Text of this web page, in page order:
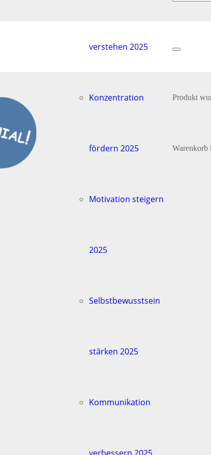
verstehen 2025
Konzentration
fördern 2025
Motivation steigern
2025
Selbstbewusstsein
stärken 2025
Kommunikation
Produkt
Warenkorb